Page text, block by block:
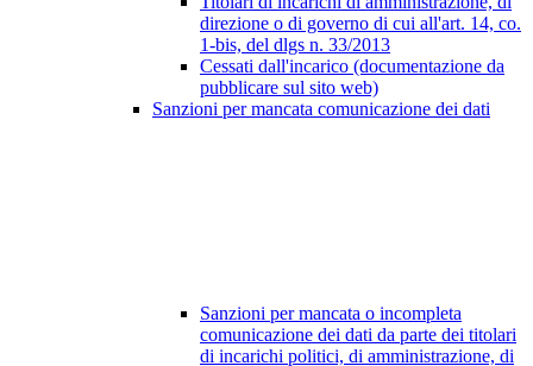
direzione o di governo di cui all'art. 14, co.
1-bis, del dlgs n. 33/2013
Cessati dall'incarico (documentazione da
pubblicare sul sito web)
Sanzioni per mancata comunicazione dei dati
Sanzioni per mancata o incompleta
comunicazione dei dati da parte dei titolari
di incarichi politici, di amministrazione, di